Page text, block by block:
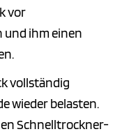
vor
und ihm einen
vollständig
wieder belasten.
Schnelltrockner-